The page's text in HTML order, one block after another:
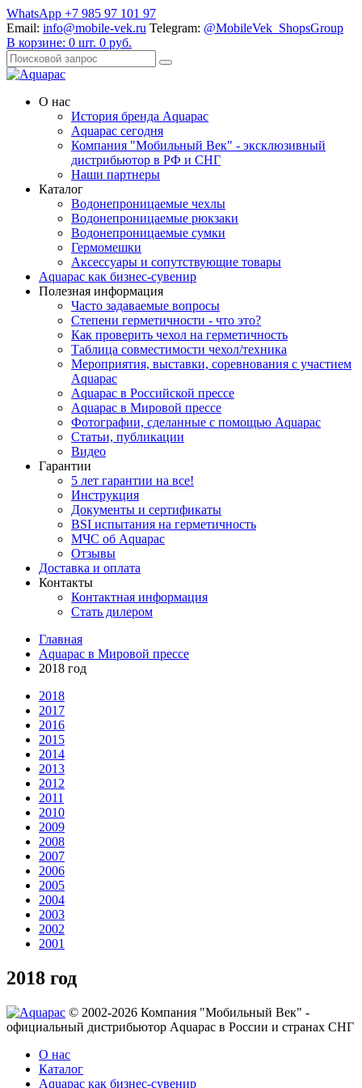
WhatsApp +7 985 97 101 97
Email: info@mobile-vek.ru Telegram: @MobileVek_ShopsGroup
В корзине: 0 шт. 0 руб.
О нас
История бренда Aquapac
Aquapac cегодня
Компания "Мобильный Век" - эксклюзивный
дистрибьютор в РФ и СНГ
Наши партнеры
Каталог
Водонепроницаемые чехлы
Водонепроницаемые рюкзаки
Водонепроницаемые сумки
Гермомешки
Аксессуары и сопутствующие товары
Aquapac как бизнес-сувенир
Полезная информация
Часто задаваемые вопросы
Степени герметичности - что это?
Как проверить чехол на герметичность
Таблица совместимости чехол/техника
Мероприятия, выставки, соревнования с участием
Aquapac
Aquapac в Российской прессе
Aquapac в Мировой прессе
Фотографии, сделанные с помощью Aquapac
Статьи, публикации
Видео
Гарантии
5 лет гарантии на все!
Инструкция
Документы и сертификаты
BSI испытания на герметичность
МЧС об Aquapac
Отзывы
Доставка и оплата
Контакты
Контактная информация
Стать дилером
Главная
Aquapac в Мировой прессе
2018 год
2018
2017
2016
2015
2014
2013
2012
2011
2010
2009
2008
2007
2006
2005
2004
2003
2002
2001
2018 год
© 2002-2026 Компания "Мобильный Век" -
официальный дистрибьютор Aquapac в России и странах СНГ
О нас
Каталог
Aquapac как бизнес-сувенир